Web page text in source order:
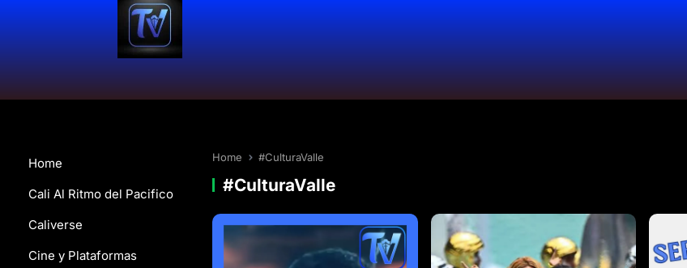
Home
Cali Al Ritmo del Pacifico
Caliverse
Cine y Plataformas
Home #CulturaValle
#CulturaValle